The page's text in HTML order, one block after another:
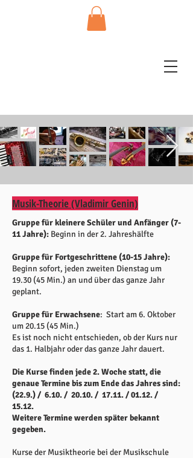
Musik-Theorie (Vladimir Genin)
Gruppe für kleinere Schüler und Anfänger (7-
11 Jahre): Beginn in der 2. Jahreshälfte
Gruppe für Fortgeschrittene (10-15 Jahre):
Beginn sofort, jeden zweiten Dienstag um
19.30 (45 Min.) an und über das ganze Jahr
geplant.
Gruppe für Erwachsene: Start am 6. Oktober
um 20.15 (45 Min.)
Es ist noch nicht entschieden, ob der Kurs nur
das 1. Halbjahr oder das ganze Jahr dauert.
Die Kurse finden jede 2. Woche statt, die
genaue Termine bis zum Ende das Jahres sind:
(22.9.) / 6.10. / 20.10. / 17.11. / 01.12. /
15.12.
Weitere Termine werden später bekannt
gegeben.
Kurse der Musiktheorie bei der Musikschule